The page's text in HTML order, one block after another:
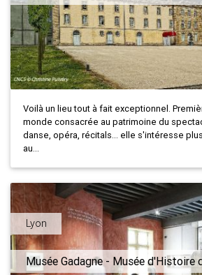
Voilà un lieu tout à fait exceptionnel.
monde consacrée au patrimoine du
danse, opéra, récitals... elle s'intéresse
au...
Lyon
Musée Gadagne - Musée d'Histoire